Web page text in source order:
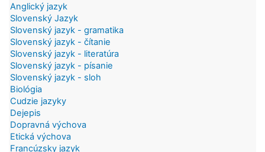
Anglický jazyk
Slovenský Jazyk
Slovenský jazyk - gramatika
Slovenský jazyk - čítanie
Slovenský jazyk - literatúra
Slovenský jazyk - písanie
Slovenský jazyk - sloh
Biológia
Cudzie jazyky
Dejepis
Dopravná výchova
Etická výchova
Francúzsky jazyk